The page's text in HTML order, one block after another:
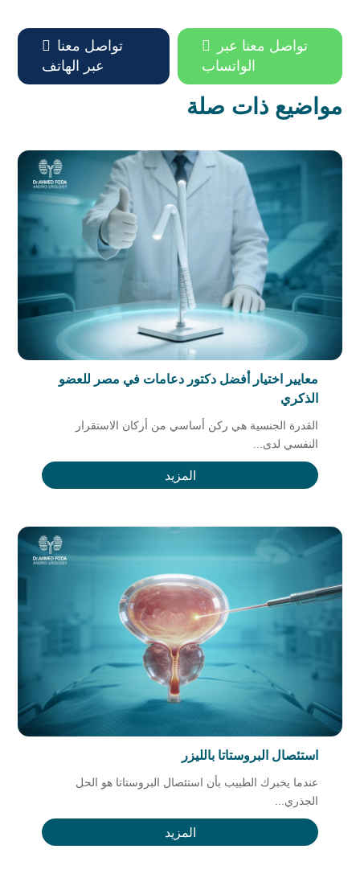
مواضيع ذات صلة
معايير اختيار أفضل دكتور دعامات في مصر للعضو
الذكري
القدرة الجنسية هي ركن أساسي من أركان الاستقرار
النفسي لدى...
المزيد
استئصال البروستاتا بالليزر
عندما يخبرك الطبيب بأن استئصال البروستاتا هو الحل
الجذري...
المزيد
 تواصل معنا
عبر الهاتف

تواصل معنا عبر
الواتساب